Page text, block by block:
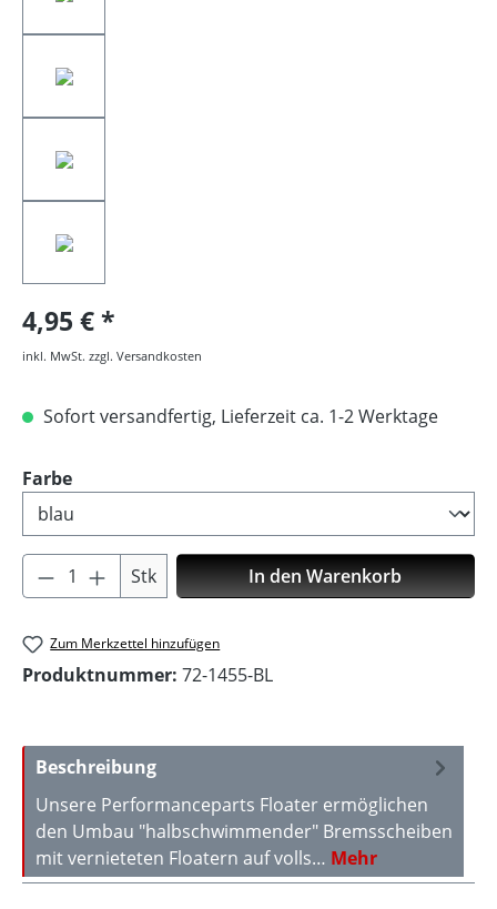
4,95 €
inkl. MwSt. zzgl. Versandkosten
Sofort versandfertig, Lieferzeit ca. 1-2 Werktage
Farbeauswählen
Produkt Anzahl: Gib den gewünschten
Stk In den Warenkorb
Zum Merkzettel hinzufügen
Produktnummer: 72-1455-BL
Beschreibung
Unsere Performanceparts Floater ermöglichen
den Umbau "halbschwimmender" Bremsscheiben
mit vernieteten Floatern auf volls… Mehr